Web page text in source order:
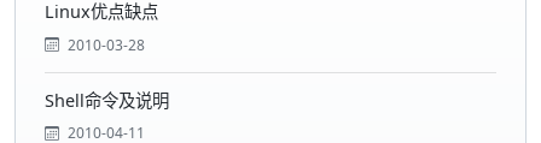
Linux优点缺点
2010-03-28
Shell命令及说明
2010-04-11